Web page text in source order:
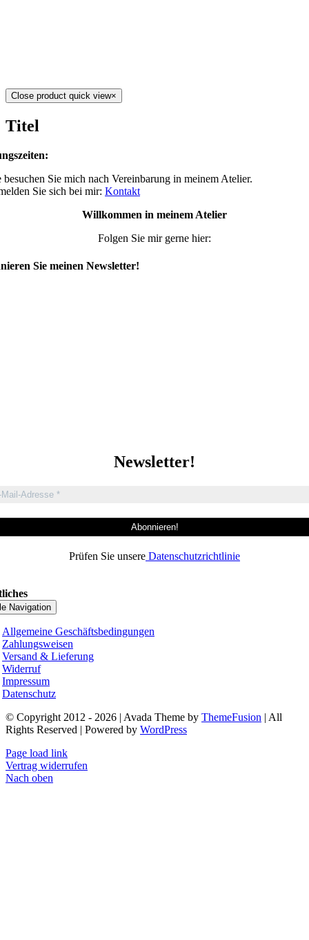
Close product quick view×
Titel
besuchen Sie mich nach Vereinbarung in meinem Atelier.
Sie sich bei mir: Kontakt
Willkommen in meinem Atelier
Folgen Sie mir gerne hier:
Sie meinen Newsletter!
Newsletter!
Prüfen Sie unsere Datenschutzrichtlinie
Navigation
Allgemeine Geschäftsbedingungen
Zahlungsweisen
Versand & Lieferung
Widerruf
Impressum
Datenschutz
© Copyright 2012 - 2026 | Avada Theme by ThemeFusion | All
Rights Reserved | Powered by WordPress
Page load link
Vertrag widerrufen
Nach oben